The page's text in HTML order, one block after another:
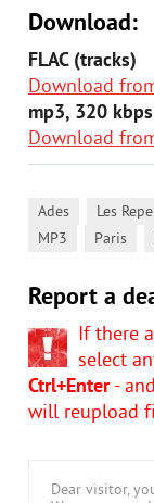
Download:
FLAC (tracks)
Download
mp3, 320 kbps
Download
Ades Les
MP3 Paris
Report a
If there
select
Ctrl+Enter-
will reupload
Dear visitor,